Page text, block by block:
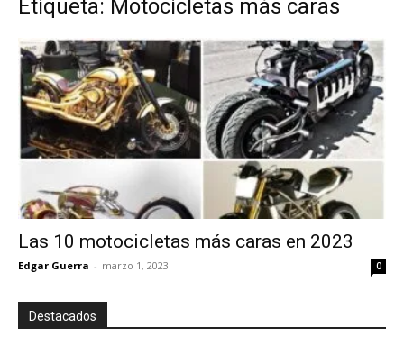
Etiqueta: Motocicletas más caras
Las 10 motocicletas más caras en 2023
Edgar Guerra - marzo 1, 2023 0
Destacados